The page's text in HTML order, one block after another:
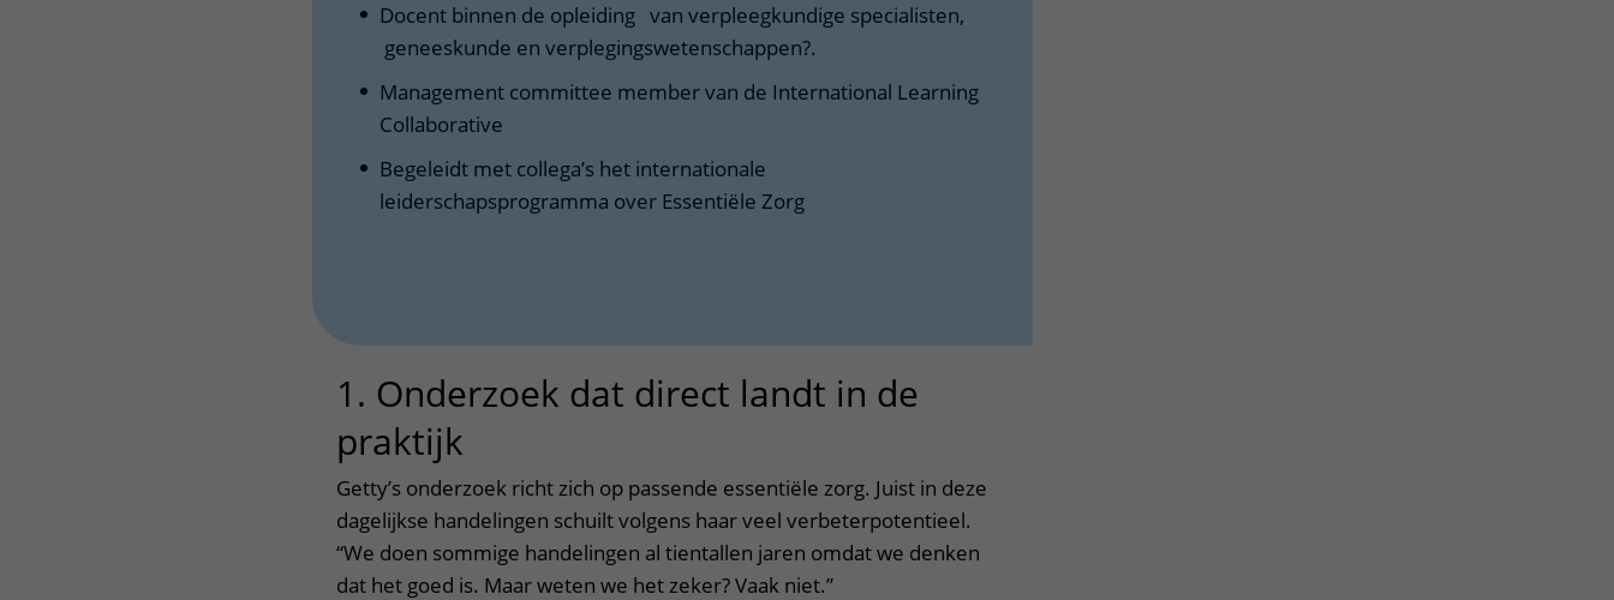
Docent binnen de opleiding van verpleegkundige specialisten,
geneeskunde en verplegingswetenschappen?.
Management committee member van de International Learning
Collaborative
Begeleidt met collega’s het internationale
leiderschapsprogramma over Essentiële Zorg
1. Onderzoek dat direct landt in de
praktijk
Getty’s onderzoek richt zich op passende essentiële zorg. Juist in deze
dagelijkse handelingen schuilt volgens haar veel verbeterpotentieel.
“We doen sommige handelingen al tientallen jaren omdat we denken
dat het goed is. Maar weten we het zeker? Vaak niet.”